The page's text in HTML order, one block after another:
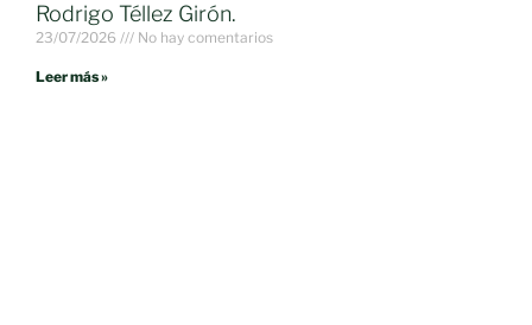
Rodrigo Téllez Girón.
23/07/2026 No hay comentarios
Leer más »